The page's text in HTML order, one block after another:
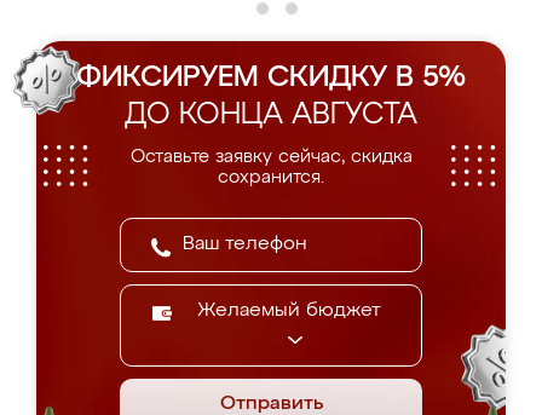
ФИКСИРУЕМ СКИДКУ В 5%
ДО КОНЦА АВГУСТА
Оставьте заявку сейчас, скидка
сохранится.
Желаемый бюджет
Отправить